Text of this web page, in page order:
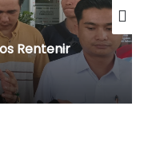
Rentenir
Padi